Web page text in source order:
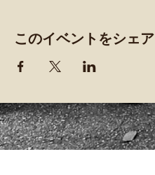
このイベントをシェア